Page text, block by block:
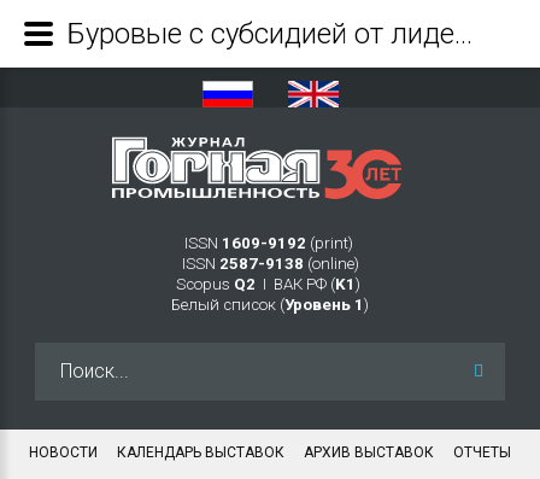
ISSN 1609-9192 (print)
ISSN 2587-9138 (online)
Scopus Q2 Ι ВАК РФ (K1 )
Белый список (Уровень 1 )
НОВОСТИ КАЛЕНДАРЬ ВЫСТАВОК АРХИВ ВЫСТАВОК ОТЧЕТЫ
Буровые с субсидией от лидера рынка - Журнал Горная промышленность